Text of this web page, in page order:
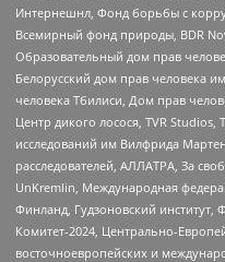
Интернешнл, Фонд борьбы с
Всемирный фонд природы, BDR
Образовательный дом прав
Белорусский дом прав человека
человека Тбилиси, Дом прав
Центр дикого лосося, TVR
исследований им Вилфрида
расследователей, АЛЛАТРА, За
UnKremlin, Международная
Финланд, Гудзоновский институт,
Комитет-2024, Центрально-
восточноевропейских и